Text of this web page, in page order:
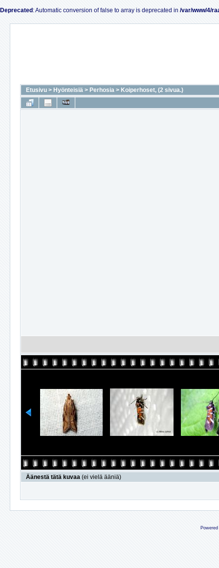
Deprecated : Automatic conversion of false to array is deprecated in /var/www/4/
Etusivu > Hyönteisiä > Perhosia > Koiperhoset, (2 sivua.)
Äänestä tätä kuvaa (ei vielä ääniä)